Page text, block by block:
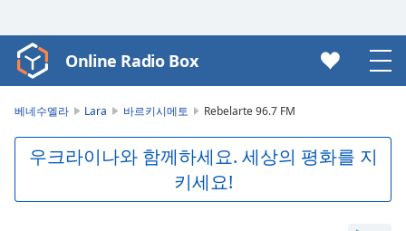
Video
Player
Play
Video
Skip
Online Radio Box
베네수엘라 Lara 바르키시메토 Rebelarte 96.7 FM
우크라이나와 함께하세요. 세상의 평화를 지
키세요!